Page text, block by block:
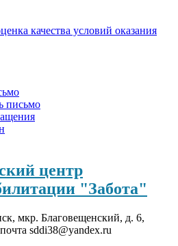
качества условий оказания
письмо
центр
"Забота"
мкр. Благовещенский, д. 6,
sddi38@yandex.ru